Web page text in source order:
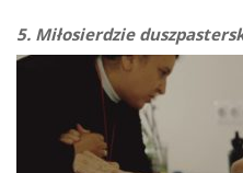
5. Miłosierdzie